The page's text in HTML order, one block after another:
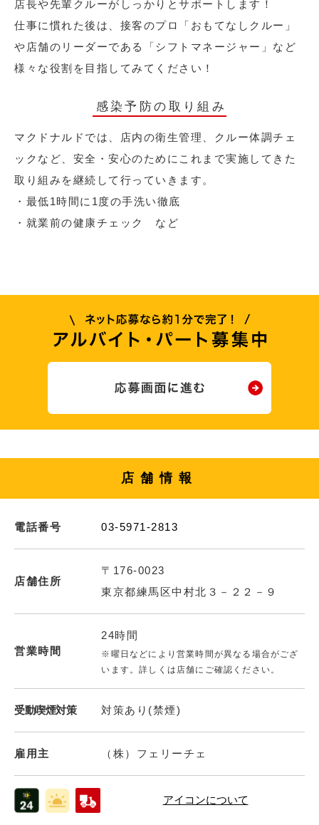
店長や先輩クルーがしっかりとサポートします！
仕事に慣れた後は、接客のプロ「おもてなしクルー」
や店舗のリーダーである「シフトマネージャー」など
様々な役割を目指してみてください！
感染予防の取り組み
マクドナルドでは、店内の衛生管理、クルー体調チェ
ックなど、安全・安心のためにこれまで実施してきた
取り組みを継続して行っていきます。
・最低1時間に1度の手洗い徹底
・就業前の健康チェック など
店舗情報
電話番号 03-5971-2813
店舗住所
〒176-0023
東京都練馬区中村北３－２２－９
営業時間
24時間
※曜日などにより営業時間が異なる場合がござ
います。詳しくは店舗にご確認ください。
受動喫煙対策 対策あり(禁煙)
雇用主 （株）フェリーチェ
アイコンについて